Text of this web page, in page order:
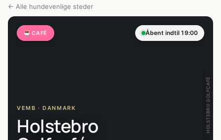
← Alle hundevenlige steder
CAFÉ Åbent indtil 19:00
VEMB · DANMARK
Holstebro HOLSTEBRO GOLFCAFÉ